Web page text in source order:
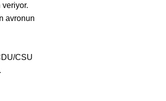
veriyor.
avronun
CSU